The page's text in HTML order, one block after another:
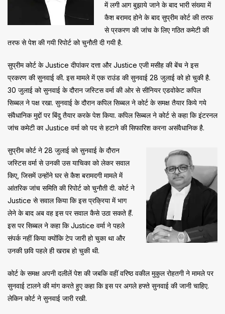
में लगी आग बुझाये जाने के बाद भारी संख्या में
कैश बरामद होने के बाद सुप्रीम कोर्ट की तरफ
से प्रकरण की जांच के लिए गठित कमेटी की
तरफ से पेश की गयी रिपोर्ट को चुनौती दी गयी है.
सुप्रीम कोर्ट के Justice दीपांकर दत्ता और Justice एजी मसीह की बेंच ने इस
प्रकरण की सुनवाई की. इस मामले में एक राउंड की सुनवाई 28 जुलाई को हो चुकी है.
30 जुलाई को सुनवाई के दौरान जस्टिस वर्मा की ओर से सीनियर एडवोकेट कपिल
सिब्बल ने पक्ष रखा. सुनवाई के दौरान कपिल सिब्बल ने कोर्ट के समक्ष तैयार किये गये
संवैधानिक मुद्दों पर बिंदु तैयार करके पेश किया. कपिल सिब्बल ने कोर्ट से कहा कि इंटरनल
जांच कमेटी का Justice वर्मा को पद से हटाने की सिफारिश करना असंवैधानिक है.
सुप्रीम कोर्ट ने 28 जुलाई को सुनवाई के दौरान
जस्टिस वर्मा से उनकी उस याचिका को लेकर सवाल
किए, जिसमें उन्होंने घर से कैश बरामदगी मामले में
आंतरिक जांच समिति की रिपोर्ट को चुनौती दी. कोर्ट ने
Justice से सवाल किया कि इस प्रक्रिया में भाग
लेने के बाद अब वह इस पर सवाल कैसे उठा सकते हैं.
इस पर सिब्बल ने कहा कि Justice वर्मा ने पहले
संपर्क नहीं किया क्योंकि टेप जारी हो चुका था और
उनकी छवि पहले ही खराब हो चुकी थी.
कोर्ट के समक्ष अपनी दलीलें पेश की जबकि वहीं वरिष्ठ वकील मुकुल रोहतगी ने मामले पर
सुनवाई टालने की मांग करते हुए कहा कि इस पर अगले हफ्ते सुनवाई की जानी चाहिए.
लेकिन कोर्ट ने सुनवाई जारी रखी.